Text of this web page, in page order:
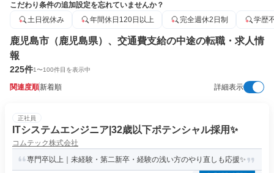
こだわり条件の追加設定を忘れていませんか？
土日祝休み
年間休日120日以上 完全週休2日制 学歴
鹿児島市（鹿児島県）、交通費支給の中途の転職・求人情
報
225件1〜100件目を表示中
関連度順新着順 詳細表示
正社員
ITシステムエンジニア|32歳以下ポテンシャル採用✨
コムテック株式会社
専門卒以上｜未経験・第二新卒・経験の浅い方のやり直しも応援✨